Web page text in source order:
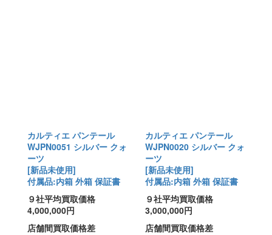
カルティエ パンテール
WJPN0051 シルバー クォ
ーツ
[新品未使用]
付属品:内箱 外箱 保証書
９社平均買取価格
4,000,000円
店舗間買取価格差
カルティエ パンテール
WJPN0020 シルバー クォ
ーツ
[新品未使用]
付属品:内箱 外箱 保証書
９社平均買取価格
3,000,000円
店舗間買取価格差